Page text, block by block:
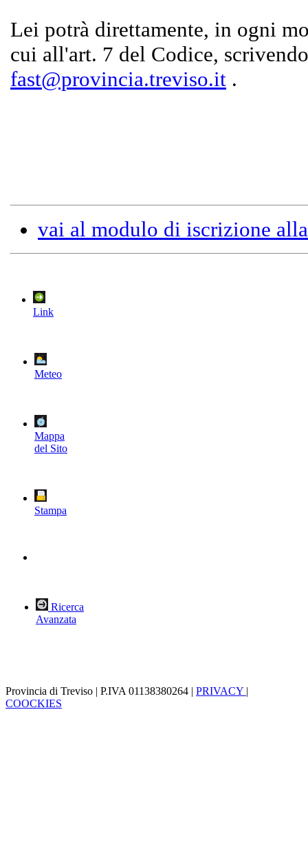
Lei potrà direttamente, in ogni
cui all'art. 7 del Codice,
fast@provincia.treviso.it .
vai al modulo di iscrizione
Link
Meteo
Mappa
del Sito
Stampa
Ricerca
Avanzata
Provincia di Treviso | P.IVA 01138380264 | PRIVACY |
COOCKIES